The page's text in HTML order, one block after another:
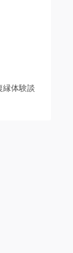
縁体験談